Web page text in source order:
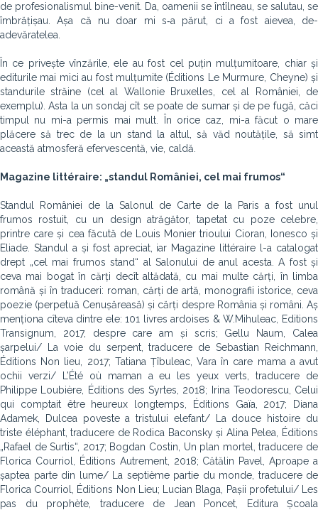
de profesionalismul bine-venit. Da, oamenii se întîlneau, se salutau, se
îmbrățișau. Așa că nu doar mi s‑a părut, ci a fost aievea, de-
adevăratelea.
În ce privește vînzările, ele au fost cel puțin mulțumitoare, chiar și
editurile mai mici au fost mulțumite (Éditions Le Murmure, Cheyne) și
standurile străine (cel al Wallonie Bruxelles, cel al României, de
exemplu). Asta la un sondaj cît se poate de sumar și de pe fugă, căci
timpul nu mi-a permis mai mult. În orice caz, mi-a făcut o mare
plăcere să trec de la un stand la altul, să văd noutățile, să simt
această atmosferă efervescentă, vie, caldă.
Magazine littéraire: „standul României, cel mai frumos“
Standul României de la Salonul de Carte de la Paris a fost unul
frumos rostuit, cu un de­sign atrăgător, tapetat cu poze celebre,
printre care și cea făcută de Louis Monier trioului Cioran, Ionesco și
Eliade. Standul a și fost apreciat, iar Magazine littéraire l-a catalogat
drept „cel mai frumos stand“ al Salonului de anul acesta. A fost și
ceva mai bogat în cărți decît altădată, cu mai multe cărți, în limba
română și în traduceri: roman, cărți de artă, monografii istorice, ceva
poezie (perpetuă Cenușăreasă) și cărți despre România și români. Aș
menționa cîteva dintre ele: 101 livres ardoises & W.Mihuleac, Editions
Transignum, 2017, despre care am și scris; Gellu Naum, Calea
șarpelui/ La voie du serpent, traducere de Sebastian Reichmann,
Éditions Non lieu, 2017; Tatiana Țîbuleac, Vara în care mama a avut
ochii verzi/ L’Été où maman a eu les yeux verts, traducere de
Philippe Loubière, Éditions des Syrtes, 2018; Irina Teodorescu, Celui
qui comptait être heureux longtemps, Éditions Gaïa, 2017; Diana
Adamek, Dulcea poveste a tristului elefant/ La douce histoire du
triste élé­phant, traducere de Rodica Baconsky și Alina Pelea, Éditions
„Rafael de Surtis“, 2017; Bogdan Costin, Un plan mortel, traducere de
Florica Courriol, Éditions Autre­ment, 2018; Cătălin Pavel, Aproape a
șaptea parte din lume/ La septième partie du monde, traducere de
Florica Courriol, Éditions Non Lieu; Lucian Blaga, Pașii profetului/ Les
pas du prophète, traducere de Jean Poncet, Editura Școala